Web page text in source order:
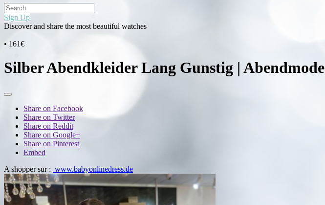
Sign Up
Discover and share the most beautiful watches
• 161€
Silber Abendkleider Lang Gunstig |
Share on Facebook
Share on Twitter
Share on Reddit
Share on Google+
Share on Pinterest
Embed
A shopper sur : www.babyonlinedress.de